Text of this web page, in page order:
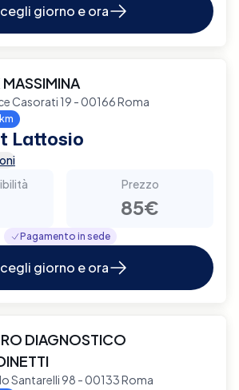
giorno e ora
Casorati 19 - 00166 Roma
Lattosio
Prezzo
85€
Pagamento in sede
giorno e ora
DIAGNOSTICO
Santarelli 98 - 00133 Roma